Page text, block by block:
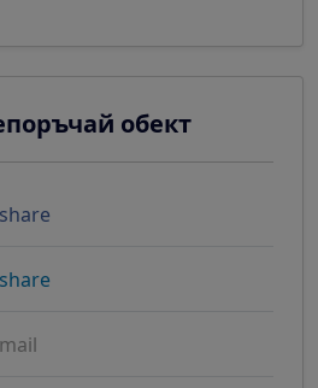
обект
share
share
mail